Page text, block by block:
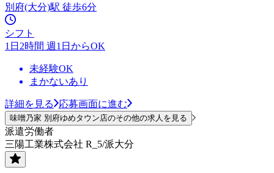
別府(大分)駅 徒歩6分
シフト
1日2時間 週1日からOK
未経験OK
まかないあり
詳細を見る 応募画面に進む
味噌乃家 別府ゆめタウン店のその他の求人を見る
派遣労働者
三陽工業株式会社 R_5/派大分